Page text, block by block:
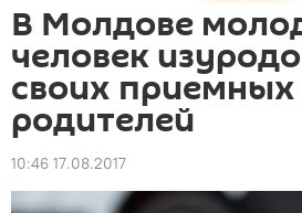
В Молдове
человек
своих приемных
родителей
10:46 17.08.2017